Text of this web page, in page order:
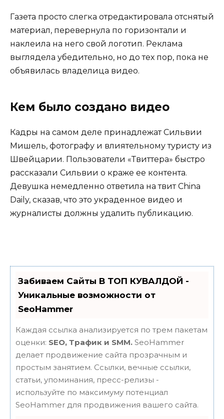
Газета просто слегка отредактировала отснятый
материал, перевернула по горизонтали и
наклеила на него свой логотип. Реклама
выглядела убедительно, но до тех пор, пока не
объявилась владелица видео.
Кем было создано видео
Кадры на самом деле принадлежат Сильвии
Мишель, фотографу и влиятельному туристу из
Швейцарии. Пользователи «Твиттера» быстро
рассказали Сильвии о краже ее контента.
Девушка немедленно ответила на твит China
Daily, сказав, что это украденное видео и
журналисты должны удалить публикацию.
Забиваем Сайты В ТОП КУВАЛДОЙ -
Уникальные возможности от
SeoHammer
Каждая ссылка анализируется по трем пакетам
оценки: SEO, Трафик и SMM. SeoHammer
делает продвижение сайта прозрачным и
простым занятием. Ссылки, вечные ссылки,
статьи, упоминания, пресс-релизы -
используйте по максимуму потенциал
SeoHammer для продвижения вашего сайта.